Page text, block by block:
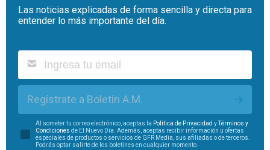
Las noticias explicadas de forma sencilla y directa para
entender lo más importante del día.
Regístrate a Boletín A.M.
Al someter tu correo electrónico, aceptas la Política de Privacidad yTérminos y
Condiciones de El Nuevo Día. Además, aceptas recibir información u ofertas
especiales de productos o servicios de GFR Media, sus afiliadas o de terceros.
Podrás optar salirte de los boletines en cualquier momento.